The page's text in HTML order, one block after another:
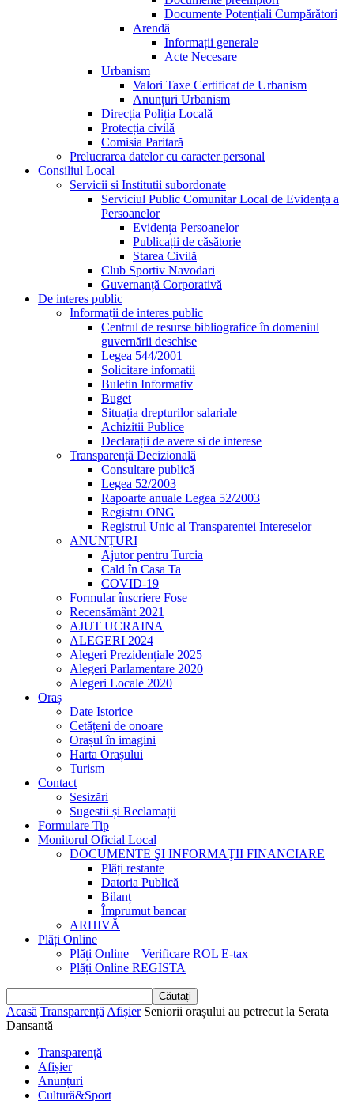
Documente Potențiali Cumpărători
Arendă
Informații generale
Acte Necesare
Urbanism
Valori Taxe Certificat de Urbanism
Anunțuri Urbanism
Direcția Poliția Locală
Protecția civilă
Comisia Paritară
Prelucrarea datelor cu caracter personal
Consiliul Local
Servicii si Institutii subordonate
Serviciul Public Comunitar Local de Evidența a
Persoanelor
Evidența Persoanelor
Publicații de căsătorie
Starea Civilă
Club Sportiv Navodari
Guvernanță Corporativă
De interes public
Informații de interes public
Centrul de resurse bibliografice în domeniul
guvernării deschise
Legea 544/2001
Solicitare infomatii
Buletin Informativ
Buget
Situația drepturilor salariale
Achizitii Publice
Declarații de avere si de interese
Transparență Decizională
Consultare publică
Legea 52/2003
Rapoarte anuale Legea 52/2003
Registru ONG
Registrul Unic al Transparentei Intereselor
ANUNȚURI
Ajutor pentru Turcia
Cald în Casa Ta
COVID-19
Formular înscriere Fose
Recensământ 2021
AJUT UCRAINA
ALEGERI 2024
Alegeri Prezidențiale 2025
Alegeri Parlamentare 2020
Alegeri Locale 2020
Oraș
Date Istorice
Cetățeni de onoare
Orașul în imagini
Harta Orașului
Turism
Contact
Sesizări
Sugestii și Reclamații
Formulare Tip
Monitorul Oficial Local
DOCUMENTE ŞI INFORMAŢII FINANCIARE
Plăți restante
Datoria Publică
Bilanț
Împrumut bancar
ARHIVĂ
Plăți Online
Plăți Online – Verificare ROL E-tax
Plăți Online REGISTA
Acasă Transparență Afișier Seniorii orașului au petrecut la Serata
Dansantă
Transparență
Afișier
Anunțuri
Cultură&Sport